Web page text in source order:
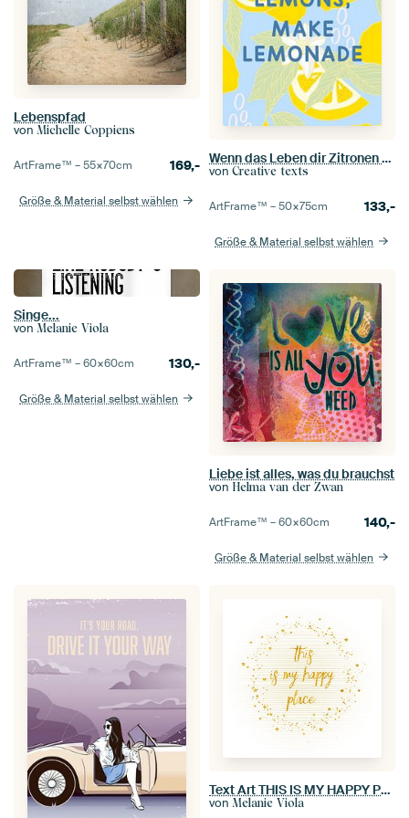
Lebenspfad
von Michelle Coppiens
ArtFrame™ –55×70cm 169,-
Größe & Material selbst wählen
Wenn das Leben dir Zitronen gibt, mach Limonade
von Creative texts
ArtFrame™ –50×75cm 133,-
Größe & Material selbst wählen
Singe...
von Melanie Viola
ArtFrame™ –60×60cm 130,-
Größe & Material selbst wählen
Liebe ist alles, was du brauchst
von Helma van der Zwan
ArtFrame™ –60×60cm 140,-
Größe & Material selbst wählen
Text Art THIS IS MY HAPPY PLACE III | weiß
von Melanie Viola